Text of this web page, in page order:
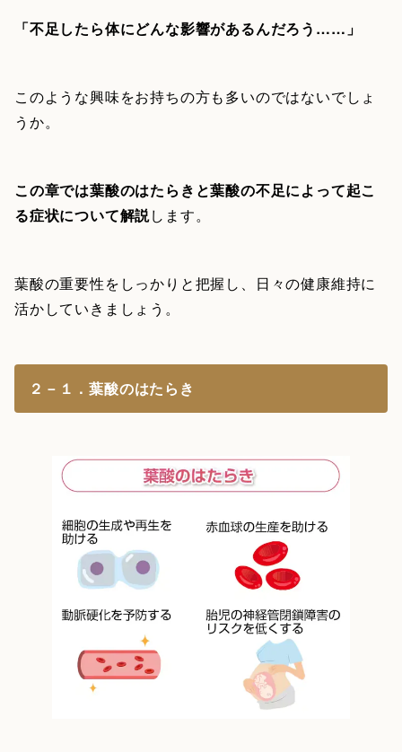
「不足したら体にどんな影響があるんだろう……」
このような興味をお持ちの方も多いのではないでしょ
うか。
この章では葉酸のはたらきと葉酸の不足によって起こ
る症状について解説します。
葉酸の重要性をしっかりと把握し、日々の健康維持に
活かしていきましょう。
２－１．葉酸のはたらき